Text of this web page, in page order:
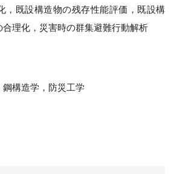
，既設構造物の残存性能評価，既設構
理化，災害時の群集避難行動解析
構造学，防災工学